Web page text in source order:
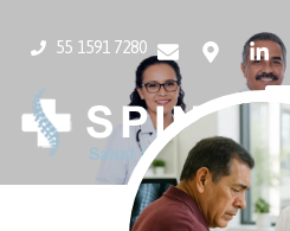
55 1591 7280